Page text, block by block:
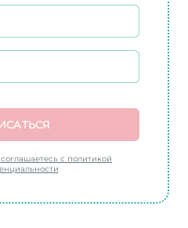
с политикой